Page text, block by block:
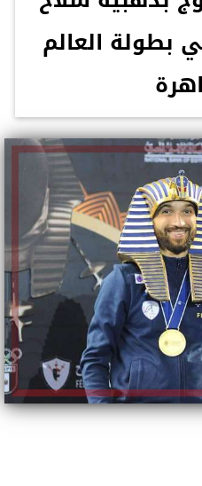
بطولة العالم